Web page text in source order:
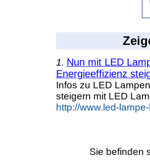
1. Nun mit LED
Energieeffizienz
Infos zu LED
steigern mit LED
http://www.led-
Sie befinden